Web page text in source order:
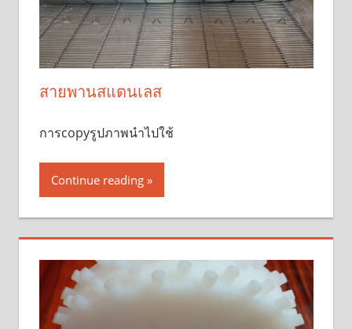
สายพานสแตนเลส
การcopyรูปภาพนำไปใช้
Continue reading